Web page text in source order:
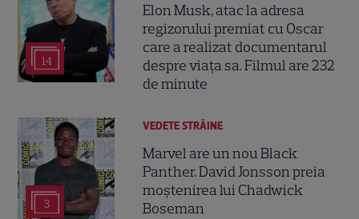
14
Elon Musk, atac la adresa
regizorului premiat cu Oscar
care a realizat documentarul
despre viața sa. Filmul are 232
de minute
3
VEDETE STRĂINE
Marvel are un nou Black
Panther. David Jonsson preia
moștenirea lui Chadwick
Boseman